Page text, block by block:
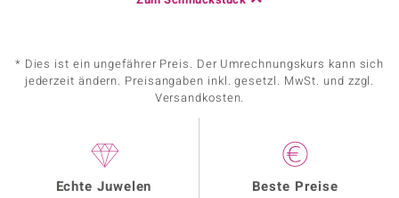
* Dies ist ein ungefährer Preis. Der Umrechnungskurs kann sich
jederzeit ändern. Preisangaben inkl. gesetzl. MwSt. und zzgl.
Versandkosten.
Echte Juwelen Beste Preise